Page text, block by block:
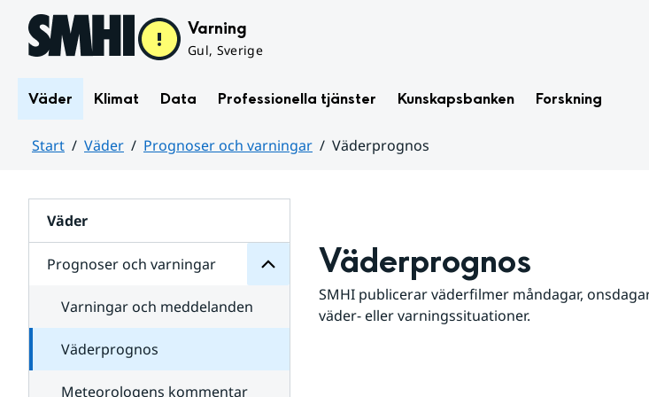
Hoppa till sidans innehåll Varning
Gul, Sverige
Väder Klimat Data Professionella tjänster Kunskapsbanken Forskning
Start Väder Prognoser och varningar
Väderprognos
Väder
Prognoser och varningar
för
varningar
Varningar och meddelanden
Väderprognos
Meteorologens kommentar
Väderprognos
SMHI publicerar väderfilmer måndagar,
väder- eller varningssituationer.